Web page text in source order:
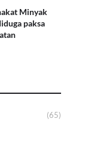
Minyak
paksa
(65)